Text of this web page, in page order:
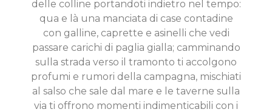
delle colline portandoti indietro nel tempo:
qua e là una manciata di case contadine
con galline, caprette e asinelli che vedi
passare carichi di paglia gialla; camminando
sulla strada verso il tramonto ti accolgono
profumi e rumori della campagna, mischiati
al salso che sale dal mare e le taverne sulla
via ti offrono momenti indimenticabili con i